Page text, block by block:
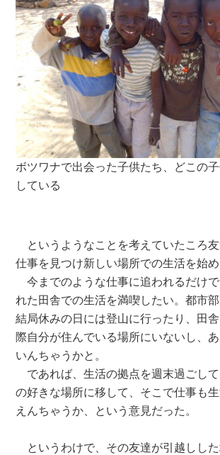
ボツワナで出会った子供たち、どこの
している
というようなことを考えていたころ
仕事を見つけ新しい場所での生活を始め
今までのような仕事に追われるだけで
れた田舎での生活を満喫したい。都市
結局休みの日には登山に行ったり、田
際自分が住んでいる場所にいないし、
いんちゃうかと。
であれば、生活の拠点を週末過ごし
の好きな場所に移して、そこで仕事も
えんちゃうか、という意見だった。
というわけで、その友達が引越しし